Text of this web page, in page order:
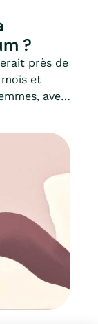
?
près de
et
avec
et le post-
physique,
avec
de la
la
de lait,
la
résumé,